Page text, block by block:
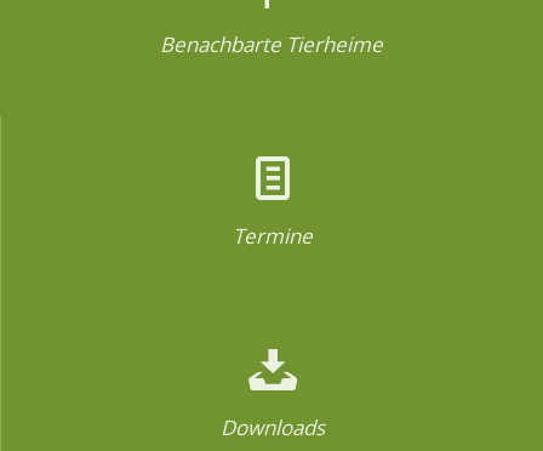
Benachbarte Tierheime
Termine
Downloads